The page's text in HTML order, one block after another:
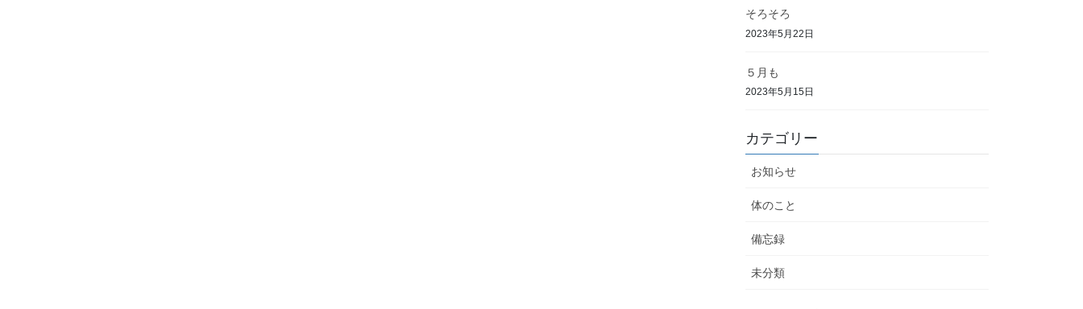
そろそろ
2023年5月22日
５月も
2023年5月15日
カテゴリー
お知らせ
体のこと
備忘録
未分類